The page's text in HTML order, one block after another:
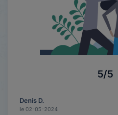
5/5
Denis D.
le 02-05-2024